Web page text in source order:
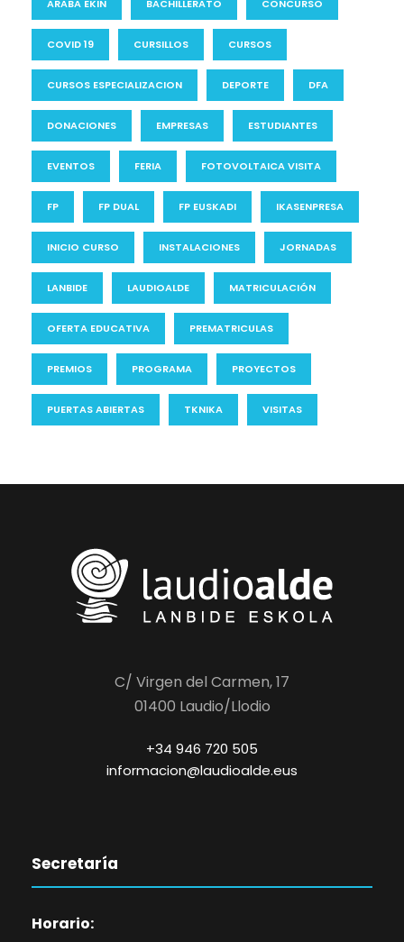
ARABA EKIN BACHILLERATO CONCURSO
COVID 19 CURSILLOS CURSOS
CURSOS ESPECIALIZACION DEPORTE DFA
DONACIONES EMPRESAS ESTUDIANTES
EVENTOS FERIA FOTOVOLTAICA VISITA
FP FP DUAL FP EUSKADI IKASENPRESA
INICIO CURSO INSTALACIONES JORNADAS
LANBIDE LAUDIOALDE MATRICULACIÓN
OFERTA EDUCATIVA PREMATRICULAS
PREMIOS PROGRAMA PROYECTOS
PUERTAS ABIERTAS TKNIKA VISITAS
C/ Virgen del Carmen, 17
01400 Laudio/Llodio
+34 946 720 505
informacion@laudioalde.eus
Secretaría
Horario: